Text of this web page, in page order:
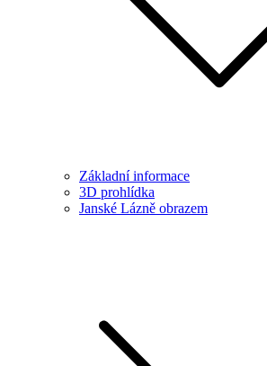
Základní informace
3D prohlídka
Janské Lázně obrazem